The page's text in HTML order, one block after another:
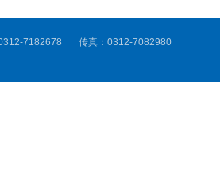
0312-7182678 传真：0312-7082980